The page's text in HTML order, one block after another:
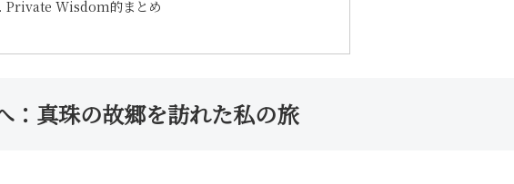
Private Wisdom的まとめ
：真珠の故郷を訪れた私の旅